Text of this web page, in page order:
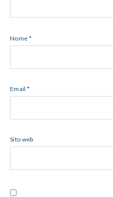
Nome *
Email *
Sito web